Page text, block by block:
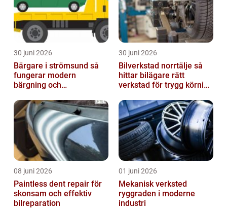
30 juni 2026
Bärgare i strömsund så
fungerar modern
bärgning och
30 juni 2026
Bilverkstad norrtälje så
hittar bilägare rätt
verkstad för trygg körning
08 juni 2026
Paintless dent repair för
skonsam och effektiv
bilreparation
01 juni 2026
Mekanisk verksted
ryggraden i moderne
industri